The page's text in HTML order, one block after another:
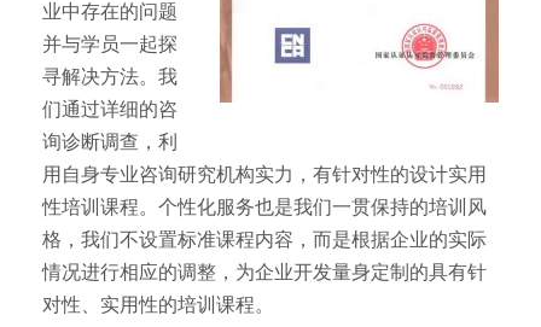
业中存在的问题
并与学员一起探
寻解决方法。我
们通过详细的咨
询诊断调查，利
用自身专业咨询研究机构实力，有针对性的设计实用
性培训课程。个性化服务也是我们一贯保持的培训风
格，我们不设置标准课程内容，而是根据企业的实际
情况进行相应的调整，为企业开发量身定制的具有针
对性、实用性的培训课程。